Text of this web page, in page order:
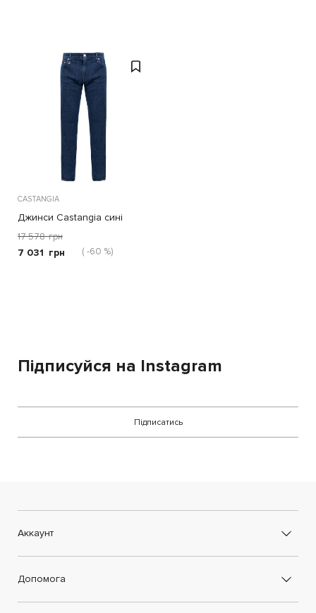
CASTANGIA
Джинси Castangia сині
17 578 грн
7 031 грн ( -60 %)
Підписуйся на Instagram
Підписатись
Аккаунт
Допомога